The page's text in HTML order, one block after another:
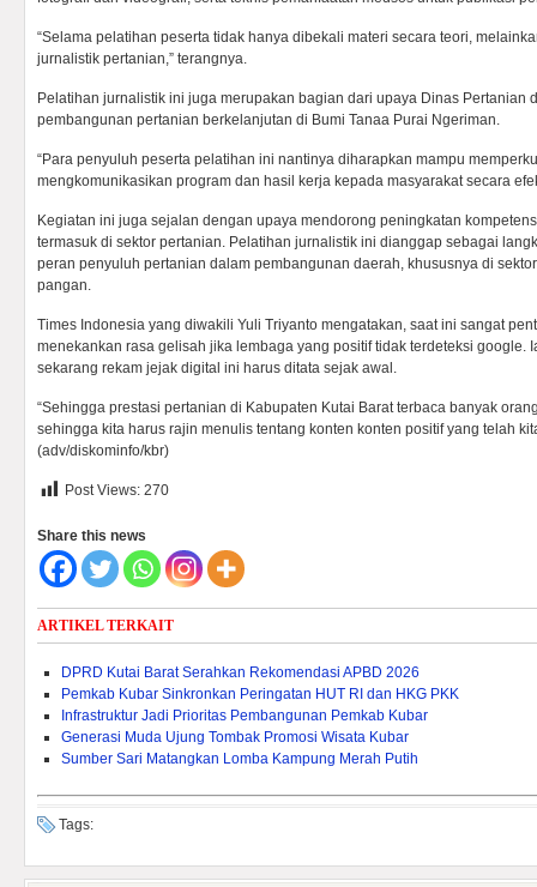
“Selama pelatihan peserta tidak hanya dibekali materi secara teori,
jurnalistik pertanian,” terangnya.
Pelatihan jurnalistik ini juga merupakan bagian dari upaya Dinas Pertanian
pembangunan pertanian berkelanjutan di Bumi Tanaa Purai Ngeriman.
“Para penyuluh peserta pelatihan ini nantinya diharapkan mampu
mengkomunikasikan program dan hasil kerja kepada masyarakat secara
Kegiatan ini juga sejalan dengan upaya mendorong peningkatan
termasuk di sektor pertanian. Pelatihan jurnalistik ini dianggap sebagai
peran penyuluh pertanian dalam pembangunan daerah, khususnya di
pangan.
Times Indonesia yang diwakili Yuli Triyanto mengatakan, saat ini sangat
menekankan rasa gelisah jika lembaga yang positif tidak terdeteksi google.
sekarang rekam jejak digital ini harus ditata sejak awal.
“Sehingga prestasi pertanian di Kabupaten Kutai Barat terbaca banyak
sehingga kita harus rajin menulis tentang konten konten positif yang telah
(adv/diskominfo/kbr)
Post Views: 270
Share this news
ARTIKEL TERKAIT
DPRD Kutai Barat Serahkan Rekomendasi APBD 2026
Pemkab Kubar Sinkronkan Peringatan HUT RI dan HKG PKK
Infrastruktur Jadi Prioritas Pembangunan Pemkab Kubar
Generasi Muda Ujung Tombak Promosi Wisata Kubar
Sumber Sari Matangkan Lomba Kampung Merah Putih
Tags: